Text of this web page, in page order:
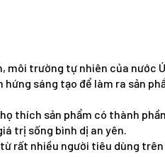
trường tự nhiên của nước
sáng tạo để làm ra sản
thích sản phẩm có thành
trị sống bình dị an yên.
rất nhiều người tiêu dùng